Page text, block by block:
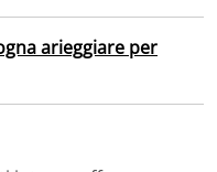
arieggiare per